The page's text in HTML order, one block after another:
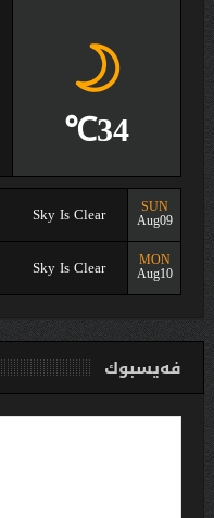
34℃
SUN
Aug09
Sky Is Clear
MON
Aug10
Sky Is Clear
فەیسبوك